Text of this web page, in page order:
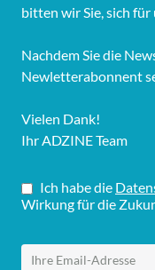
bitten wir Sie, sich
Nachdem Sie die
Newletterabonnent
Vielen Dank!
Ihr ADZINE Team
Ich habe die
Wirkung für die